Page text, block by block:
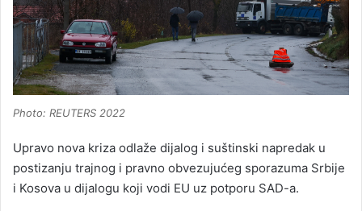
Photo: REUTERS 2022
Upravo nova kriza odlaže dijalog i suštinski napredak u
postizanju trajnog i pravno obvezujućeg sporazuma Srbije
i Kosova u dijalogu koji vodi EU uz potporu SAD-a.